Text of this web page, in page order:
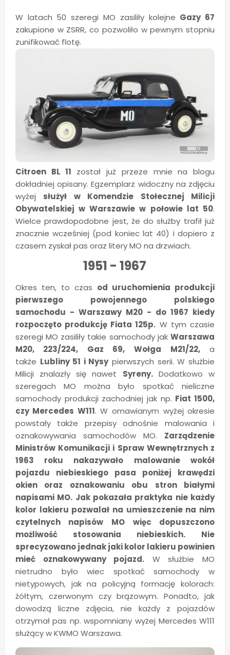
W latach 50 szeregi MO zasiliły kolejne Gazy 67
zakupione w ZSRR, co pozwoliło w pewnym stopniu
zunifikować flotę.
Citroen BL 11 został już przeze mnie na blogu
dokładniej opisany. Egzemplarz widoczny na zdjęciu
wyżej służył w Komendzie Stołecznej Milicji
Obywatelskiej w Warszawie w połowie lat 50.
Wielce prawdopodobne jest, że do służby trafił już
znacznie wcześniej (pod koniec lat 40) i dopiero z
czasem zyskał pas oraz litery MO na drzwiach.
1951 - 1967
Okres ten, to czas od uruchomienia produkcji
pierwszego powojennego polskiego
samochodu - Warszawy M20 - do 1967 kiedy
rozpoczęto produkcję Fiata 125p. W tym czasie
szeregi MO zasiliły takie samochody jakWarszawa
M20, 223/224, Gaz 69, Wołga M21/22,a
także Lubliny 51 i Nysypierwszych serii. W służbie
Milicji znalazły się nawet Syreny.Dodatkowo w
szeregach MO można było spotkać nieliczne
samochody produkcji zachodniej jak np. Fiat 1500,
czy Mercedes W111. W omawianym wyżej okresie
powstały także przepisy odnośnie malowania i
oznakowywania samochodów MO. Zarządzenie
Ministrów Komunikacji i Spraw Wewnętrznych z
1963 roku nakazywało malowanie wokół
pojazdu niebieskiego pasa poniżej krawędzi
okien oraz oznakowaniu obu stron białymi
napisami MO. Jak pokazała praktyka nie każdy
kolor lakieru pozwalał na umieszczenie na nim
czytelnych napisów MO więc dopuszczono
możliwość stosowania niebieskich.
Nie
sprecyzowano jednak jaki kolor lakieru powinien
mieć oznakowywany pojazd. W służbie MO
nietrudno było wiec spotkać samochody w
nietypowych, jak na policyjną formację kolorach:
żółtym, czerwonym czy brązowym. Ponadto, jak
dowodzą liczne zdjęcia, nie każdy z pojazdów
otrzymał pas np. wspomniany wyżej Mercedes W111
służący w KWMO Warszawa.